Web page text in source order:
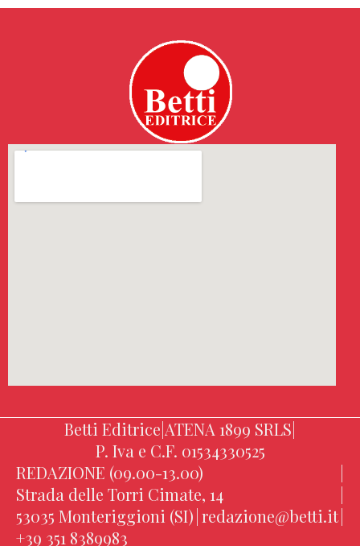
Betti Editrice|ATENA 1899 SRLS|
P. Iva e C.F. 01534330525
REDAZIONE (09.00-13.00)
|
Strada delle Torri Cimate, 14
|
53035 Monteriggioni (SI)|redazione@betti.it|
+39 351 8389983